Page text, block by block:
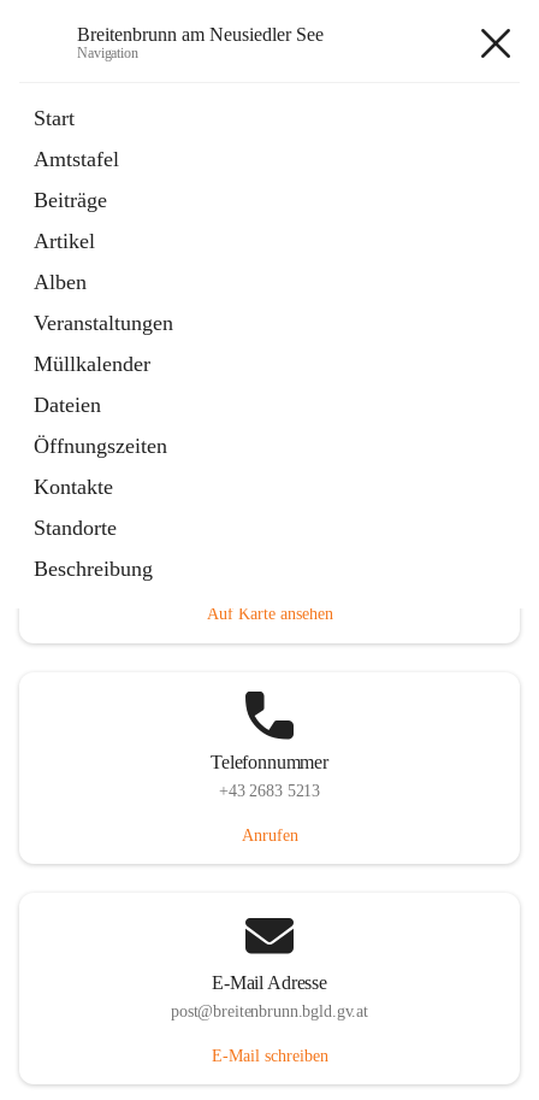
Breitenbrunn am Neusiedler See
Navigation
Start
Amtstafel
Beiträge
Artikel
Alben
Veranstaltungen
Müllkalender
Dateien
Öffnungszeiten
Kontakte
Standorte
Beschreibung
18 Schnellzugriffe
Gemeindeservice
Auf Karte ansehen
Telefonnummer
+43 2683 5213
Anrufen
E-Mail Adresse
post@breitenbrunn.bgld.gv.at
E-Mail schreiben